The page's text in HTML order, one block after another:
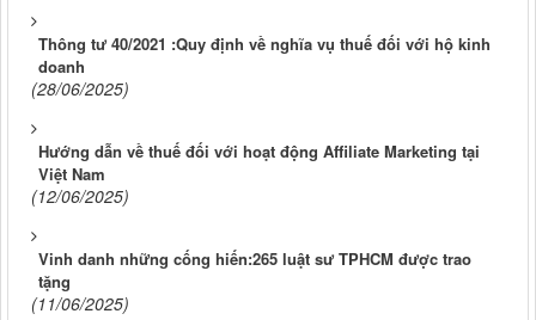
Thông tư 40/2021 :Quy định về nghĩa vụ thuế đối với hộ kinh
doanh
(28/06/2025)
Hướng dẫn về thuế đối với hoạt động Affiliate Marketing tại
Việt Nam
(12/06/2025)
Vinh danh những cống hiến:265 luật sư TPHCM được trao
tặng
(11/06/2025)